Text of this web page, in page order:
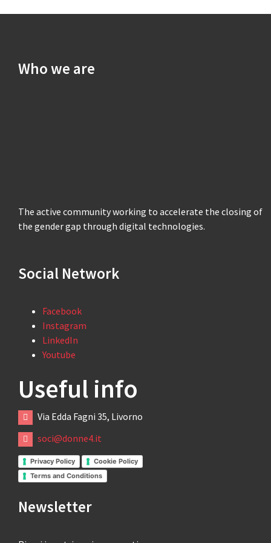
Who we are
The active community working to accelerate the closing of
the gender gap through digital technologies.
Social Network
Facebook
Instagram
LinkedIn
Youtube
Useful info
Via Edda Fagni 35, Livorno
soci@donne4.it
Privacy Policy
Cookie Policy
Terms and Conditions
Newsletter